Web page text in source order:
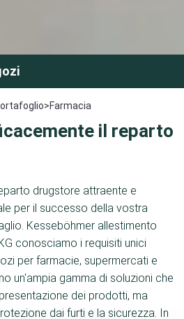
>Farmacia
il reparto
drugstore attraente e
per il successo della vostra
Kesseböhmer allestimento
conosciamo i requisiti unici
per farmacie, supermercati e
un'ampia gamma di soluzioni che
dei prodotti, ma
dai furti e la sicurezza. In